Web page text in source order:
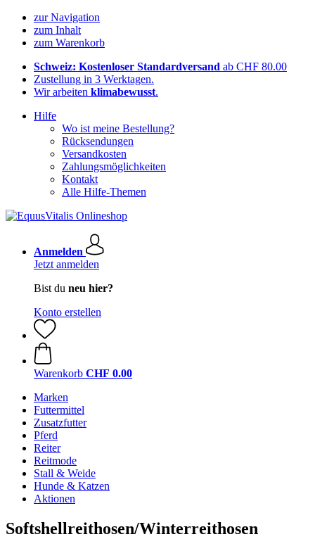
zur Navigation
zum Inhalt
zum Warenkorb
Schweiz: Kostenloser Standardversand ab CHF 80.00
Zustellung in 3 Werktagen.
Wir arbeiten klimabewusst.
Hilfe
Wo ist meine Bestellung?
Rücksendungen
Versandkosten
Zahlungsmöglichkeiten
Kontakt
Alle Hilfe-Themen
Anmelden
Jetzt anmelden
Bist du neu hier?
Konto erstellen
Warenkorb CHF 0.00
Marken
Futtermittel
Zusatzfutter
Pferd
Reiter
Reitmode
Stall & Weide
Hunde & Katzen
Aktionen
Softshellreithosen/Winterreithosen